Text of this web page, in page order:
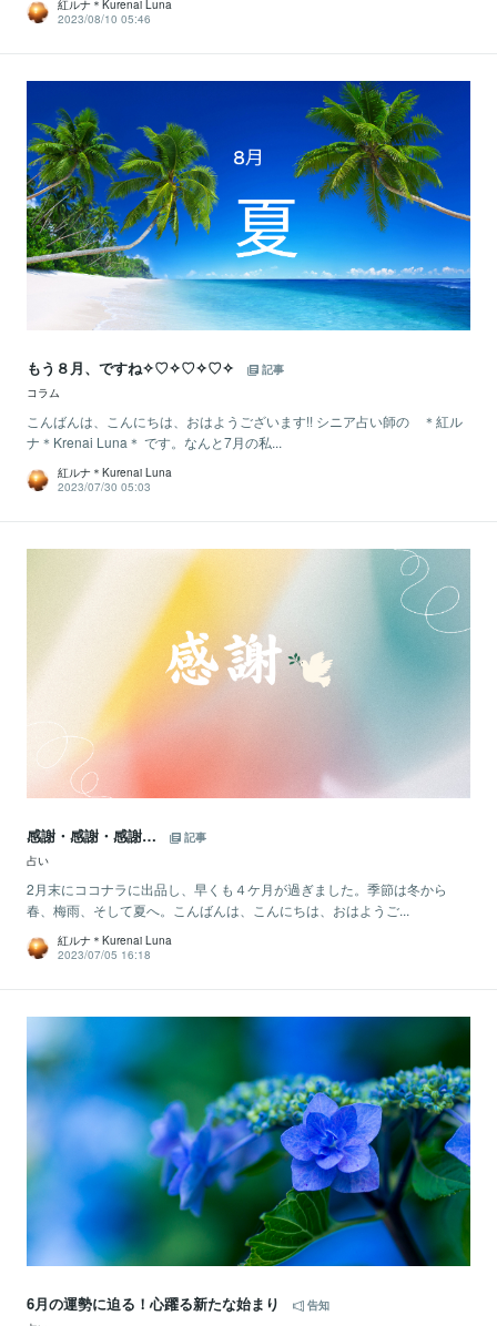
紅ルナ＊Kurenai Luna
2023/08/10 05:46
もう８月、ですね✧♡✧♡✧♡✧
記事
コラム
こんばんは、こんにちは、おはようございます!! シニア占い師の ＊紅ル
ナ＊Krenai Luna＊ です。なんと7月の私...
紅ルナ＊Kurenai Luna
2023/07/30 05:03
感謝・感謝・感謝…
記事
占い
2月末にココナラに出品し、早くも４ケ月が過ぎました。季節は冬から
春、梅雨、そして夏へ。こんばんは、こんにちは、おはようご...
紅ルナ＊Kurenai Luna
2023/07/05 16:18
6月の運勢に迫る！心躍る新たな始まり
告知